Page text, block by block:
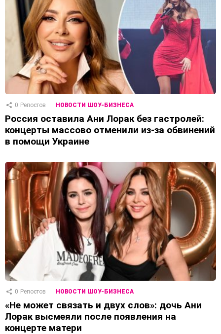
0 Репостов НОВОСТИ ШОУ-БИЗНЕСА
Россия оставила Ани Лорак без гастролей:
концерты массово отменили из-за обвинений
в помощи Украине
0 Репостов НОВОСТИ ШОУ-БИЗНЕСА
«Не может связать и двух слов»: дочь Ани
Лорак высмеяли после появления на
концерте матери